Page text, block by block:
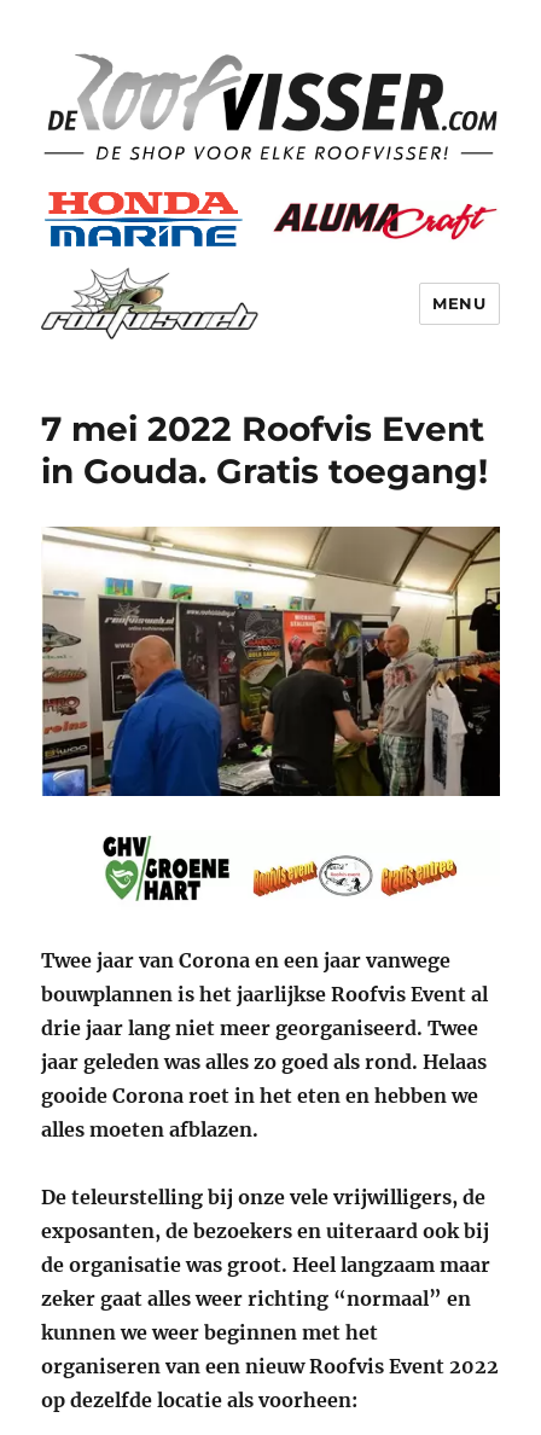
MENU
7 mei 2022 Roofvis Event
in Gouda. Gratis toegang!
Twee jaar van Corona en een jaar vanwege
bouwplannen is het jaarlijkse Roofvis Event al
drie jaar lang niet meer georganiseerd. Twee
jaar geleden was alles zo goed als rond. Helaas
gooide Corona roet in het eten en hebben we
alles moeten afblazen.
De teleurstelling bij onze vele vrijwilligers, de
exposanten, de bezoekers en uiteraard ook bij
de organisatie was groot. Heel langzaam maar
zeker gaat alles weer richting “normaal” en
kunnen we weer beginnen met het
organiseren van een nieuw Roofvis Event 2022
op dezelfde locatie als voorheen: